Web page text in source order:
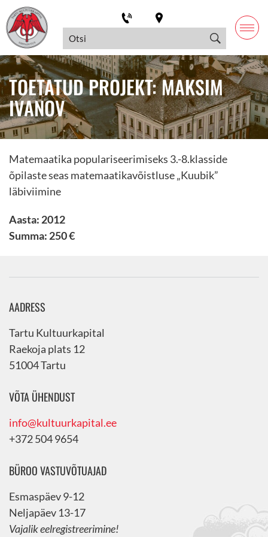
TOETATUD PROJEKT: MAKSIM
IVANOV
Matemaatika populariseerimiseks 3.-8.klasside
õpilaste seas matemaatikavõistluse „Kuubik”
läbiviimine
Aasta: 2012
Summa: 250 €
AADRESS
Tartu Kultuurkapital
Raekoja plats 12
51004 Tartu
VÕTA ÜHENDUST
info@kultuurkapital.ee
+372 504 9654
BÜROO VASTUVÕTUAJAD
Esmaspäev 9-12
Neljapäev 13-17
Vajalik eelregistreerimine!